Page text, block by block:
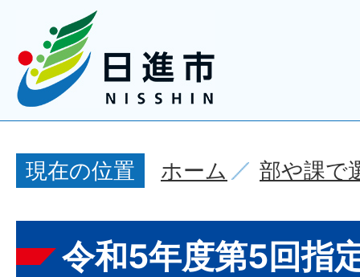
現在の位置 ホーム 部や課で
令和5年度第5回指